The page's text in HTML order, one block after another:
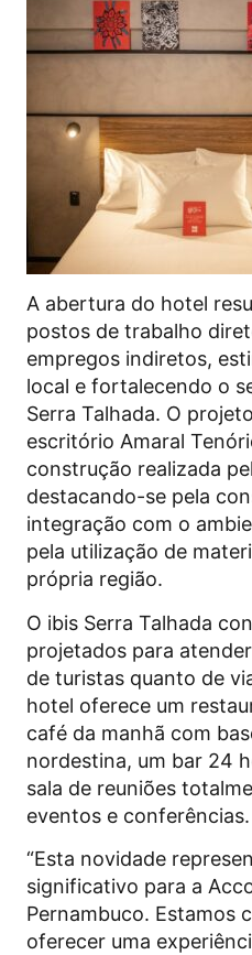
A abertura do hotel
postos de trabalho
empregos indiretos,
local e fortalecendo o
Serra Talhada. O
escritório Amaral
construção realizada
destacando-se pela
integração com o
pela utilização de
própria região.
O ibis Serra Talhada
projetados para
de turistas quanto de
hotel oferece um
café da manhã com
nordestina, um bar 24
sala de reuniões
eventos e conferências.
“Esta novidade
significativo para a
Pernambuco. Estamos
oferecer uma